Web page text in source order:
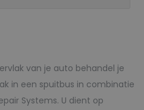
van je auto behandel je
in een spuitbus in combinatie
Systems. U dient op